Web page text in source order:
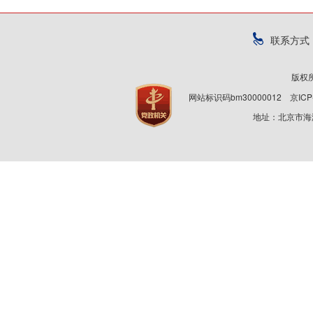
联系方式
版权
网站标识码bm30000012 京
地址：北京市